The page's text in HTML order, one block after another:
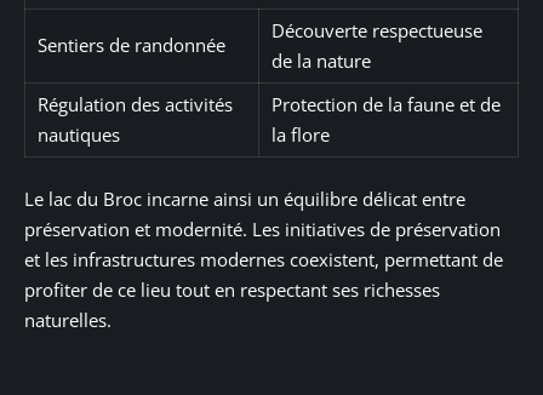
Sentiers de randonnée
Découverte respectueuse
de la nature
Régulation des activités
nautiques
Protection de la faune et de
la flore
Le lac du Broc incarne ainsi un équilibre délicat entre
préservation et modernité. Les initiatives de préservation
et les infrastructures modernes coexistent, permettant de
profiter de ce lieu tout en respectant ses richesses
naturelles.